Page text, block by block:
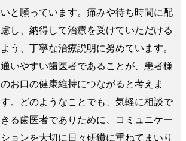
いと願っています。痛みや待ち時間に配
慮し、納得して治療を受けていただける
よう、丁寧な治療説明に努めています。
通いやすい歯医者であることが、患者様
のお口の健康維持につながると考えま
す。どのようなことでも、気軽に相談で
きる歯医者でありために、コミュニケー
ションを大切に日々研鑽に重ねてまいり